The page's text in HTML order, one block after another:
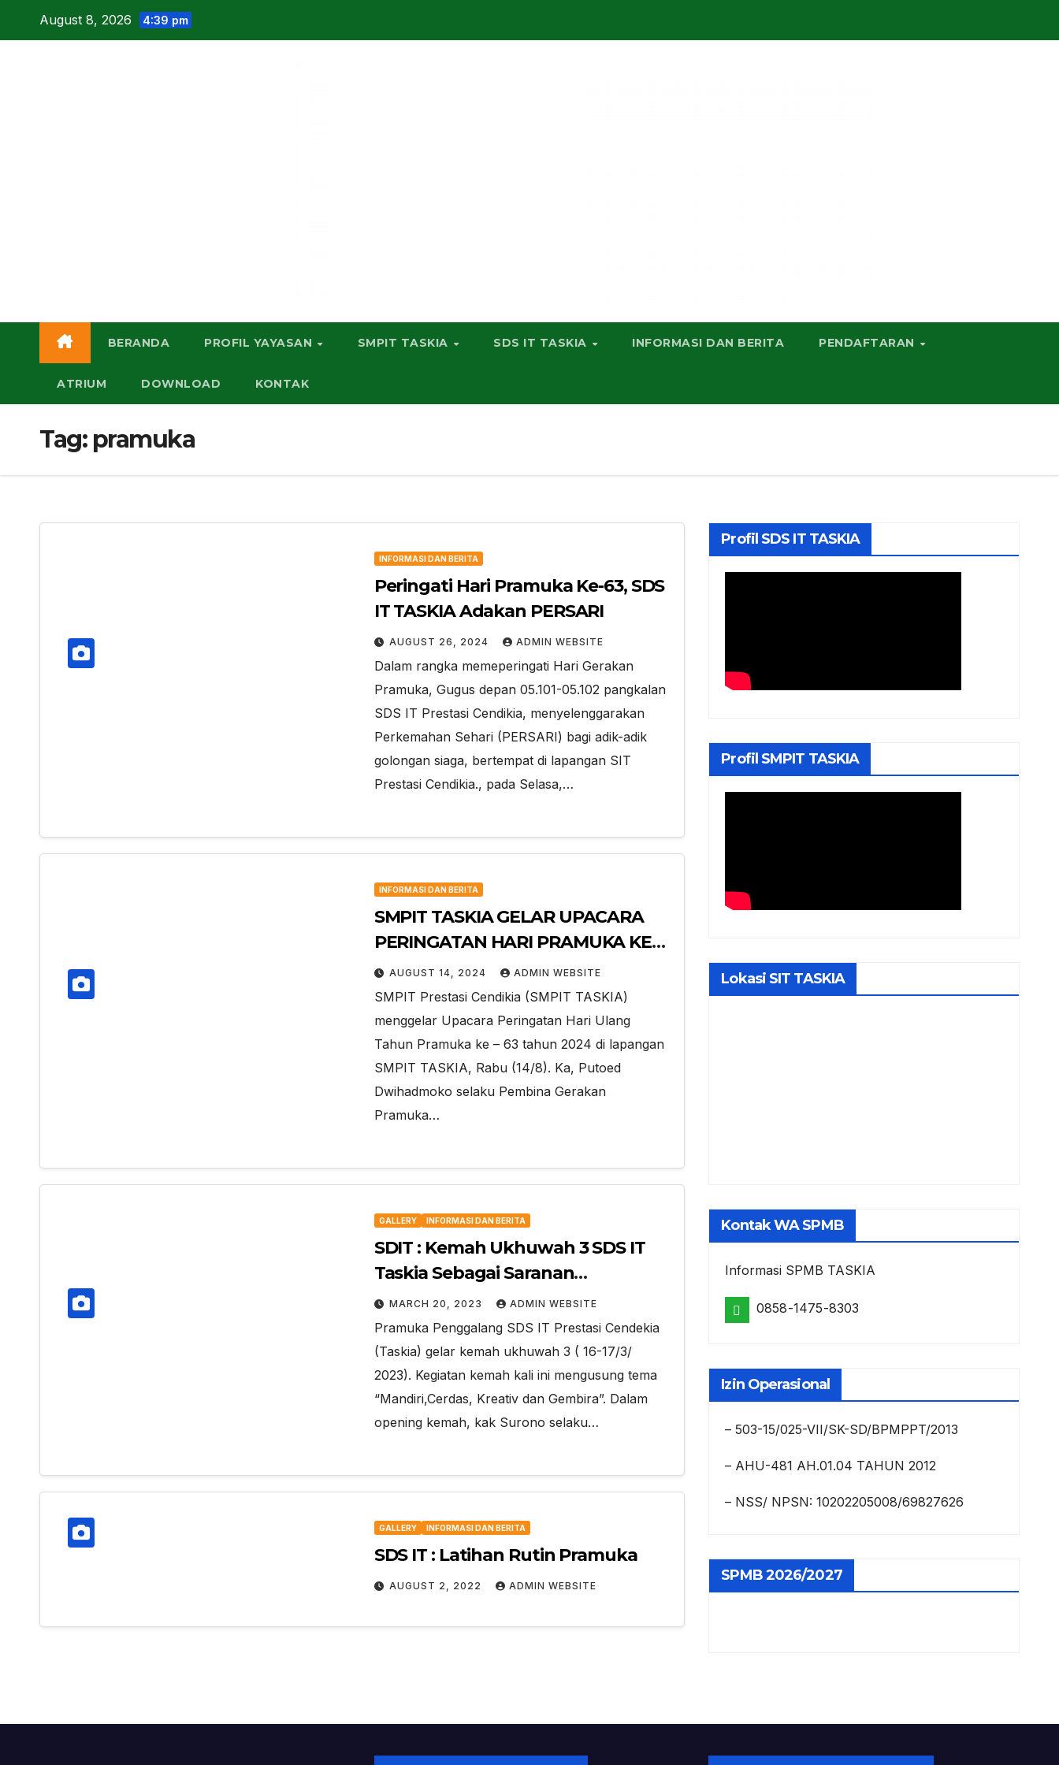
August 8, 2026 4:39 pm
BERANDA PROFIL YAYASAN SMPIT TASKIA SDS IT TASKIA INFORMASI DAN BERITA PENDAFTARAN
ATRIUM DOWNLOAD KONTAK
Tag: pramuka
INFORMASI DAN BERITA
Peringati Hari Pramuka Ke-63, SDS
IT TASKIA Adakan PERSARI
AUGUST 26, 2024 ADMIN WEBSITE
Dalam rangka memeperingati Hari Gerakan
Pramuka, Gugus depan 05.101-05.102 pangkalan
SDS IT Prestasi Cendikia, menyelenggarakan
Perkemahan Sehari (PERSARI) bagi adik-adik
golongan siaga, bertempat di lapangan SIT
Prestasi Cendikia., pada Selasa,…
INFORMASI DAN BERITA
SMPIT TASKIA GELAR UPACARA
PERINGATAN HARI PRAMUKA KE
63AUGUST 14, 2024 ADMIN WEBSITE
SMPIT Prestasi Cendikia (SMPIT TASKIA)
menggelar Upacara Peringatan Hari Ulang
Tahun Pramuka ke – 63 tahun 2024 di lapangan
SMPIT TASKIA, Rabu (14/8). Ka, Putoed
Dwihadmoko selaku Pembina Gerakan
Pramuka…
GALLERY INFORMASI DAN BERITA
SDIT : Kemah Ukhuwah 3 SDS IT
Taskia Sebagai Saranan
Pembentukan Karakter Siswa
MARCH 20, 2023 ADMIN WEBSITE
Pramuka Penggalang SDS IT Prestasi Cendekia
(Taskia) gelar kemah ukhuwah 3 ( 16-17/3/
2023). Kegiatan kemah kali ini mengusung tema
“Mandiri,Cerdas, Kreativ dan Gembira”. Dalam
opening kemah, kak Surono selaku…
GALLERY INFORMASI DAN BERITA
SDS IT : Latihan Rutin Pramuka
AUGUST 2, 2022 ADMIN WEBSITE
Profil SDS IT TASKIA
Profil SMPIT TASKIA
Lokasi SIT TASKIA
Kontak WA SPMB
Informasi SPMB TASKIA
0858-1475-8303
Izin Operasional
– 503-15/025-VII/SK-SD/BPMPPT/2013
– AHU-481 AH.01.04 TAHUN 2012
– NSS/ NPSN: 10202205008/69827626
SPMB 2026/2027